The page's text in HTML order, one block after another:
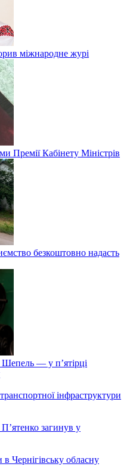
міжнародне журі
Премії Кабінету Міністрів
безкоштовно надасть
— у п’ятірці
інфраструктури
загинув у
Чернігівську обласну